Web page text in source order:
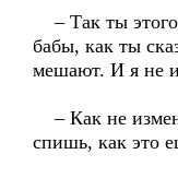
– Так ты
бабы, как ты
мешают. И я не
– Как не
спишь, как это